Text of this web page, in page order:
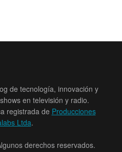
de tecnología, innovación y
en televisión y radio.
registrada de Producciones
Ltda.
derechos reservados.